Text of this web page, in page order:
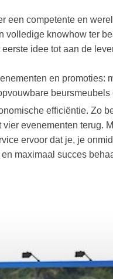
een competente en
volledige knowhow ter
idee tot aan de
en
efficiëntie. Zo
evenementen terug.
ervoor dat je, je
maximaal succes